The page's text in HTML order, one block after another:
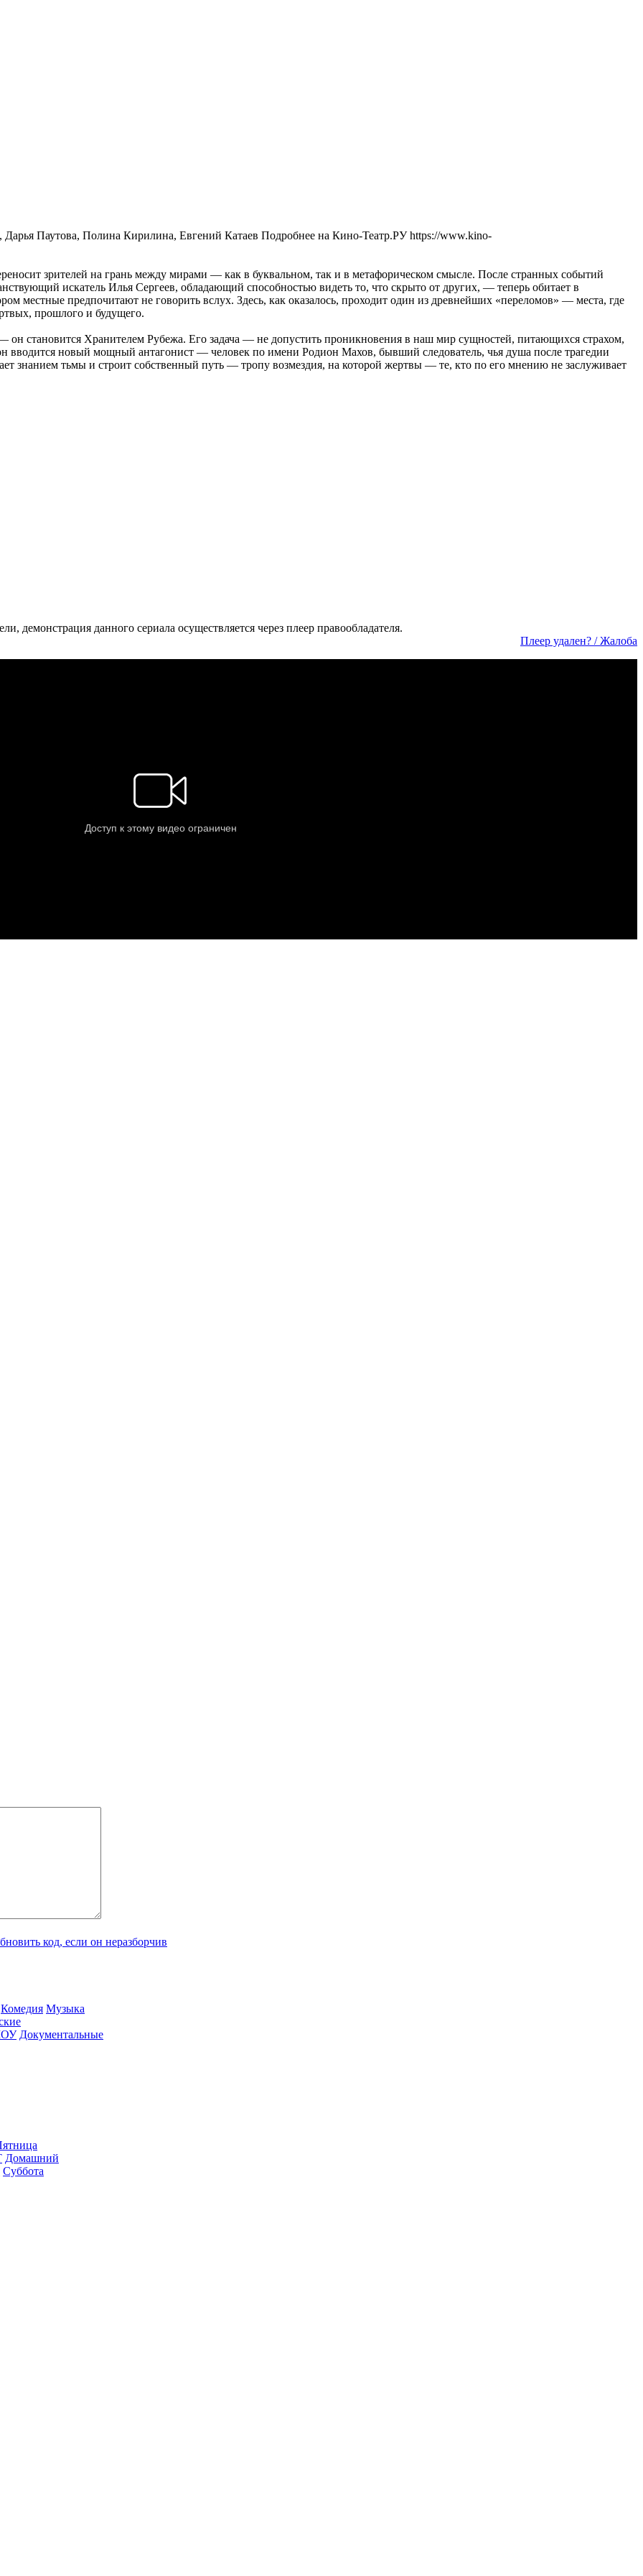
Паутова, Полина Кирилина, Евгений Катаев Подробнее на Кино-Театр.РУ https://www.kino-
зрителей на грань между мирами — как в буквальном, так и в метафорическом смысле. После странных событий
искатель Илья Сергеев, обладающий способностью видеть то, что скрыто от других, — теперь обитает в
местные предпочитают не говорить вслух. Здесь, как оказалось, проходит один из древнейших «переломов» — места, где
прошлого и будущего.
становится Хранителем Рубежа. Его задача — не допустить проникновения в наш мир сущностей, питающихся страхом,
вводится новый мощный антагонист — человек по имени Родион Махов, бывший следователь, чья душа после трагедии
знанием тьмы и строит собственный путь — тропу возмездия, на которой жертвы — те, кто по его мнению не заслуживает
де­мон­ст­ра­ция дан­но­го се­риа­ла осу­ще­ст­в­ля­ет­ся че­рез пле­ер пра­во­об­ла­да­те­ля.
Пле­ер уда­лен? / Жа­ло­ба
Ко­ме­дия Му­зы­ка
До­ку­мен­таль­ные
До­маш­ний
Суб­бо­та